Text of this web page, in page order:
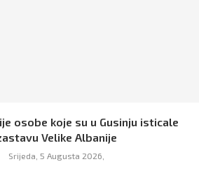
osobe koje su u Gusinju isticale
Velike Albanije
Srijeda, 5 Augusta 2026,